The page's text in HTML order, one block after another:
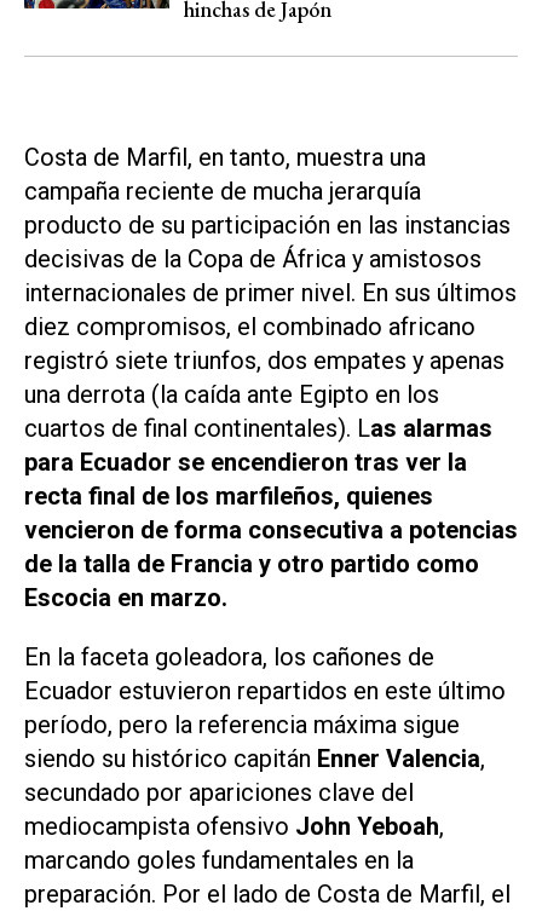
hinchas de Japón
Costa de Marfil, en tanto, muestra una
campaña reciente de mucha jerarquía
producto de su participación en las instancias
decisivas de la Copa de África y amistosos
internacionales de primer nivel. En sus últimos
diez compromisos, el combinado africano
registró siete triunfos, dos empates y apenas
una derrota (la caída ante Egipto en los
cuartos de final continentales). Las alarmas
para Ecuador se encendieron tras ver la
recta final de los marfileños, quienes
vencieron de forma consecutiva a potencias
de la talla de Francia y otro partido como
Escocia en marzo.
En la faceta goleadora, los cañones de
Ecuador estuvieron repartidos en este último
período, pero la referencia máxima sigue
siendo su histórico capitán Enner Valencia,
secundado por apariciones clave del
mediocampista ofensivo John Yeboah,
marcando goles fundamentales en la
preparación. Por el lado de Costa de Marfil, el